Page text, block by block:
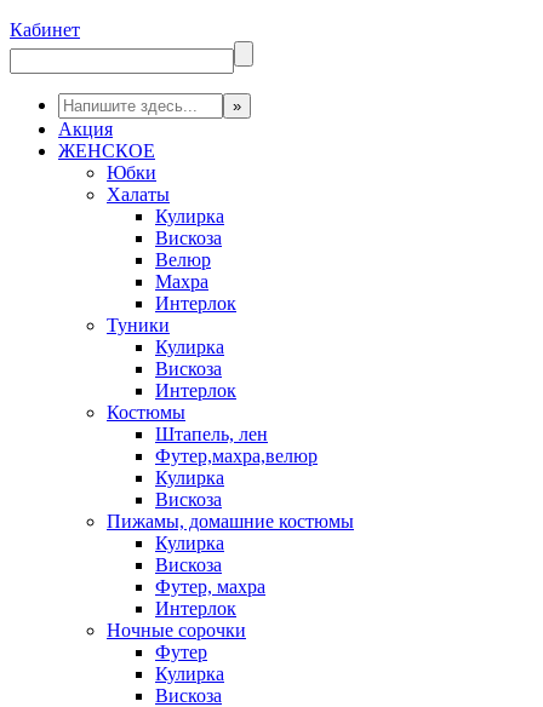
Кабинет
Акция
ЖЕНСКОЕ
Юбки
Халаты
Кулирка
Вискоза
Велюр
Махра
Интерлок
Туники
Кулирка
Вискоза
Интерлок
Костюмы
Штапель, лен
Футер,махра,велюр
Кулирка
Вискоза
Пижамы, домашние костюмы
Кулирка
Вискоза
Футер, махра
Интерлок
Ночные сорочки
Футер
Кулирка
Вискоза